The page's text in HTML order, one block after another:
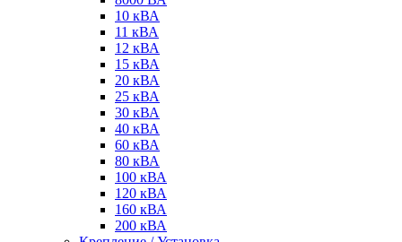
10 кВА
11 кВА
12 кВА
15 кВА
20 кВА
25 кВА
30 кВА
40 кВА
60 кВА
80 кВА
100 кВА
120 кВА
160 кВА
200 кВА